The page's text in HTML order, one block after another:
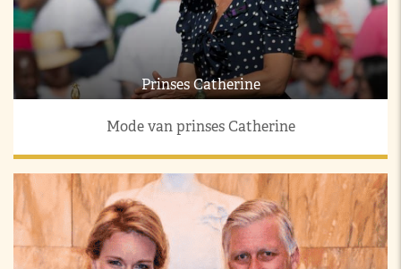
Prinses Catherine
Mode van prinses Catherine